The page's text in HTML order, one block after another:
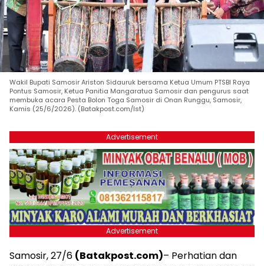
Wakil Bupati Samosir Ariston Sidauruk bersama Ketua Umum PTSBI Raya
Pontus Samosir, Ketua Panitia Mangaratua Samosir dan pengurus saat
membuka acara Pesta Bolon Toga Samosir di Onan Runggu, Samosir,
Kamis (25/6/2026). (Batakpost.com/Ist)
Advertisement
Advertisement
Samosir, 27/6 (Batakpost.com)– Perhatian dan